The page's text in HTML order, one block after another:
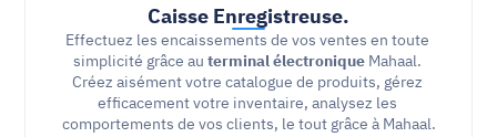
Caisse Enregistreuse.
Effectuez les encaissements de vos ventes en toute
simplicité grâce au terminal électronique Mahaal.
Créez aisément votre catalogue de produits, gérez
efficacement votre inventaire, analysez les
comportements de vos clients, le tout grâce à Mahaal.